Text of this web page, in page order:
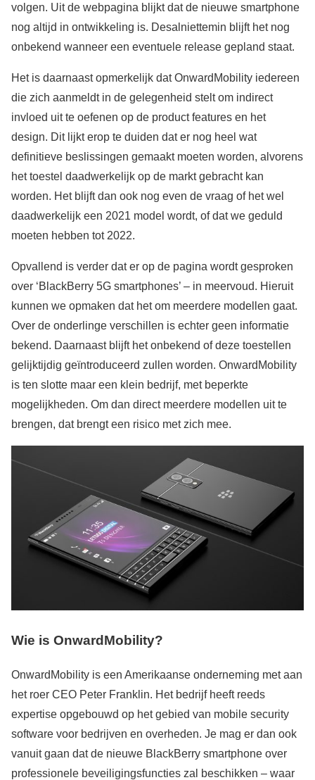
volgen. Uit de webpagina blijkt dat de nieuwe smartphone
nog altijd in ontwikkeling is. Desalniettemin blijft het nog
onbekend wanneer een eventuele release gepland staat.
Het is daarnaast opmerkelijk dat OnwardMobility iedereen
die zich aanmeldt in de gelegenheid stelt om indirect
invloed uit te oefenen op de product features en het
design. Dit lijkt erop te duiden dat er nog heel wat
definitieve beslissingen gemaakt moeten worden, alvorens
het toestel daadwerkelijk op de markt gebracht kan
worden. Het blijft dan ook nog even de vraag of het wel
daadwerkelijk een 2021 model wordt, of dat we geduld
moeten hebben tot 2022.
Opvallend is verder dat er op de pagina wordt gesproken
over ‘BlackBerry 5G smartphones’ – in meervoud. Hieruit
kunnen we opmaken dat het om meerdere modellen gaat.
Over de onderlinge verschillen is echter geen informatie
bekend. Daarnaast blijft het onbekend of deze toestellen
gelijktijdig geïntroduceerd zullen worden. OnwardMobility
is ten slotte maar een klein bedrijf, met beperkte
mogelijkheden. Om dan direct meerdere modellen uit te
brengen, dat brengt een risico met zich mee.
Wie is OnwardMobility?
OnwardMobility is een Amerikaanse onderneming met aan
het roer CEO Peter Franklin. Het bedrijf heeft reeds
expertise opgebouwd op het gebied van mobile security
software voor bedrijven en overheden. Je mag er dan ook
vanuit gaan dat de nieuwe BlackBerry smartphone over
professionele beveiligingsfuncties zal beschikken – waar